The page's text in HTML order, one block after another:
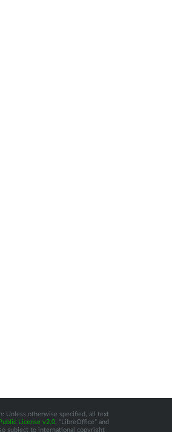
Unless otherwise specified, all text
License v2.0. “LibreOffice” and
subject to international copyright